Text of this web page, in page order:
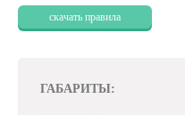
скачать правила
ГАБАРИТЫ: